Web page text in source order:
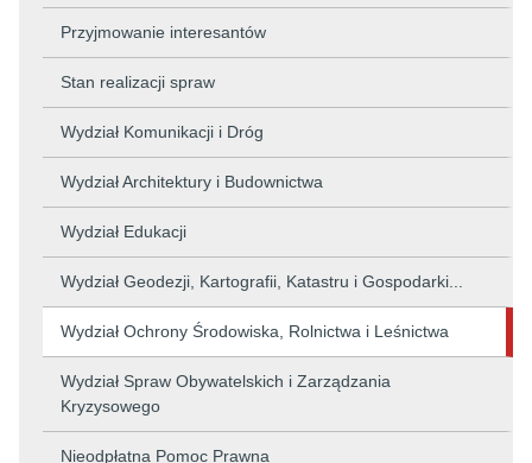
Przyjmowanie interesantów
Stan realizacji spraw
Wydział Komunikacji i Dróg
Wydział Architektury i Budownictwa
Wydział Edukacji
Wydział Geodezji, Kartografii, Katastru i Gospodarki...
Wydział Ochrony Środowiska, Rolnictwa i Leśnictwa
Wydział Spraw Obywatelskich i Zarządzania
Kryzysowego
Nieodpłatna Pomoc Prawna